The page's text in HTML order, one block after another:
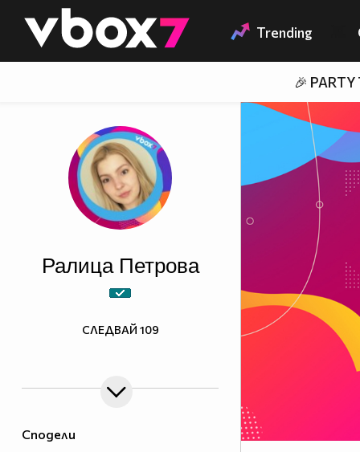
👾 Trending
🎉 PARTY
Сподели
Ралица Петровa
СЛЕДВАЙ 109